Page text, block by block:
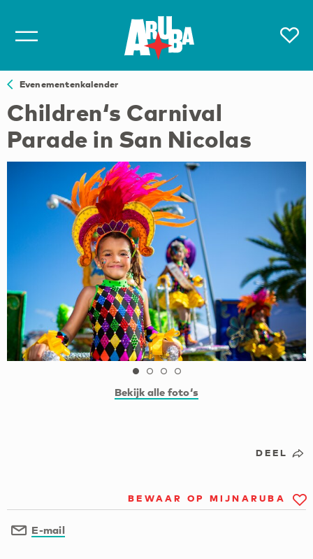
Evenementenkalender
Children‘s Carnival
Parade in San Nicolas
Bekijk alle foto‘s
DEEL
BEWAAR OP MIJNARUBA
E-mail